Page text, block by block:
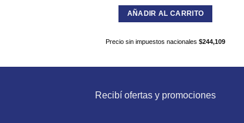
AÑADIR AL CARRITO
Precio sin impuestos nacionales $244,109
Recibí ofertas y promociones